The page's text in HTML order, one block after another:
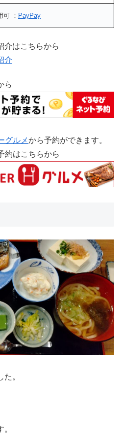
可 ： PayPay
介はこちらから
介
ら
グルメから予約ができます。
約はこちらから
。
。